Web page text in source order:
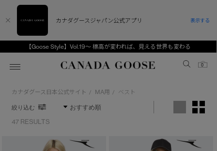
【Goose Style】Vol.19～ 標高が変われば、見える世界も変わる
Canada Goose
0
ディスカバー
新着アイテム
新着アイテム
ベビー（0‐24ヵ月)
カナダグース日本公式サイト / MA用 / ベスト
絞り込む
47 RESULTS
カナダグースジャパン公式アプリ 表示する